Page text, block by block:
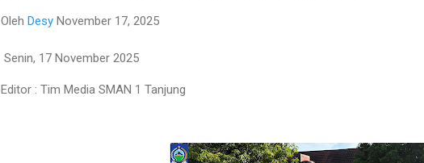
Oleh Desy November 17, 2025
Senin, 17 November 2025
Editor : Tim Media SMAN 1 Tanjung